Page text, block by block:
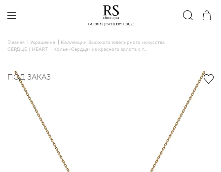
Главная Украшения
Коллекции Высокого ювелирного искусства
СЕРДЦЕ | HEART
Колье «Сердце» из красного золота с г...
ПОД ЗАКАЗ